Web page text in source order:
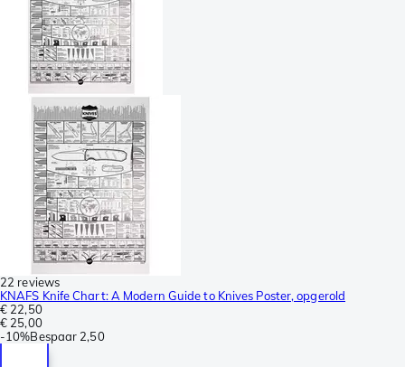
22 reviews
KNAFS Knife Chart: A Modern Guide to Knives Poster, opgerold
€ 22,50
€ 25,00
-10%Bespaar 2,50